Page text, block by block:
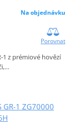
Na objednávku
Porovnat
z prémiové hovězí
1 ZG70000